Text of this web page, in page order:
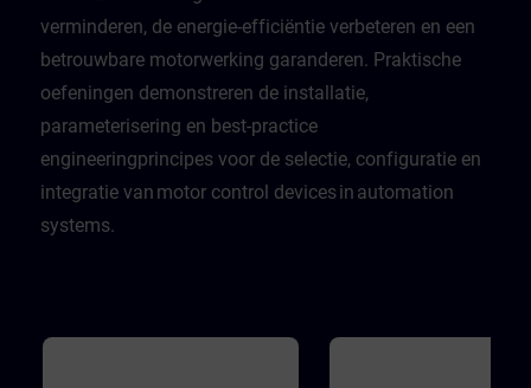
verminderen, de energie-efficiëntie verbeteren en een
betrouwbare motorwerking garanderen. Praktische
oefeningen demonstreren de installatie,
parameterisering en best-practice
engineeringprincipes voor de selectie, configuratie en
integratie van motor control devices in automation
systems.